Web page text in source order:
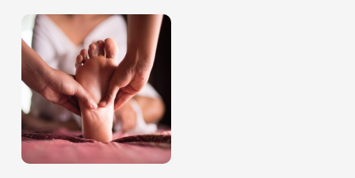
50,00 €
à
200,00 €